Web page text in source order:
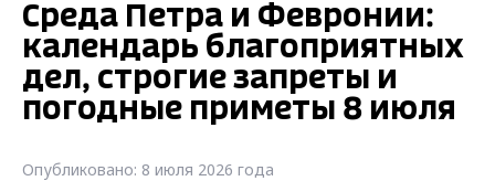
Среда Петра и Февронии:
календарь благоприятных
дел, строгие запреты и
погодные приметы 8 июля
Опубликовано: 8 июля 2026 года